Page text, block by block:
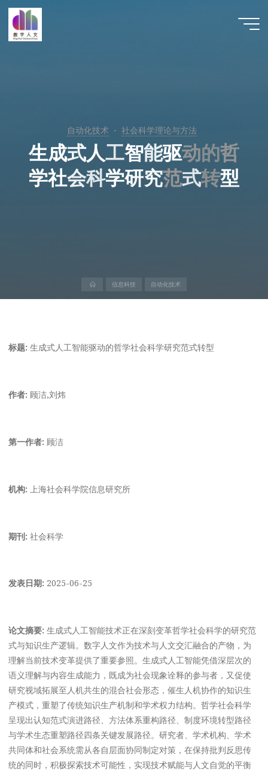
自动化技术 社会科学理论与方法
生成式人工智能驱动
动的哲
学社会科学研究范
范式转
转型
信息科技 自动化技术
标题: 生成式人工智能驱动的哲学社会科学研究范式转型
作者: 顾洁,刘炜
第一作者: 顾洁
机构: 上海社会科学院信息研究所
期刊: 社会科学
发表日期: 2025-06-25
论文摘要: 生成式人工智能技术正在深刻变革哲学社会科学的研究范
式与知识生产逻辑。数字人文作为技术与人文交汇融合的产物，为
理解当前技术变革提供了重要参照。生成式人工智能凭借深层次的
语义理解与内容生成能力，既成为社会现象诠释的参与者，又促使
研究视域拓展至人机共生的混合社会形态，催生人机协作的知识生
产模式，重塑了传统知识生产机制和学术权力结构。哲学社会科学
呈现出认知范式演进路径、方法体系重构路径、制度环境转型路径
与学术生态重塑路径四条关键发展路径。研究者、学术机构、学术
共同体和社会系统需从各自层面协同制定对策，在保持批判反思传
统的同时，积极探索技术可能性，实现技术赋能与人文自觉的平衡